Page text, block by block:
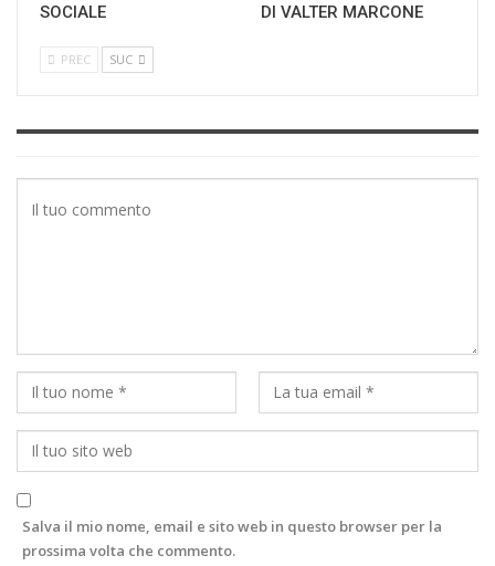
SOCIALE
DI VALTER MARCONE
PREC SUC
Salva il mio nome, email e sito web in questo browser per la
prossima volta che commento.